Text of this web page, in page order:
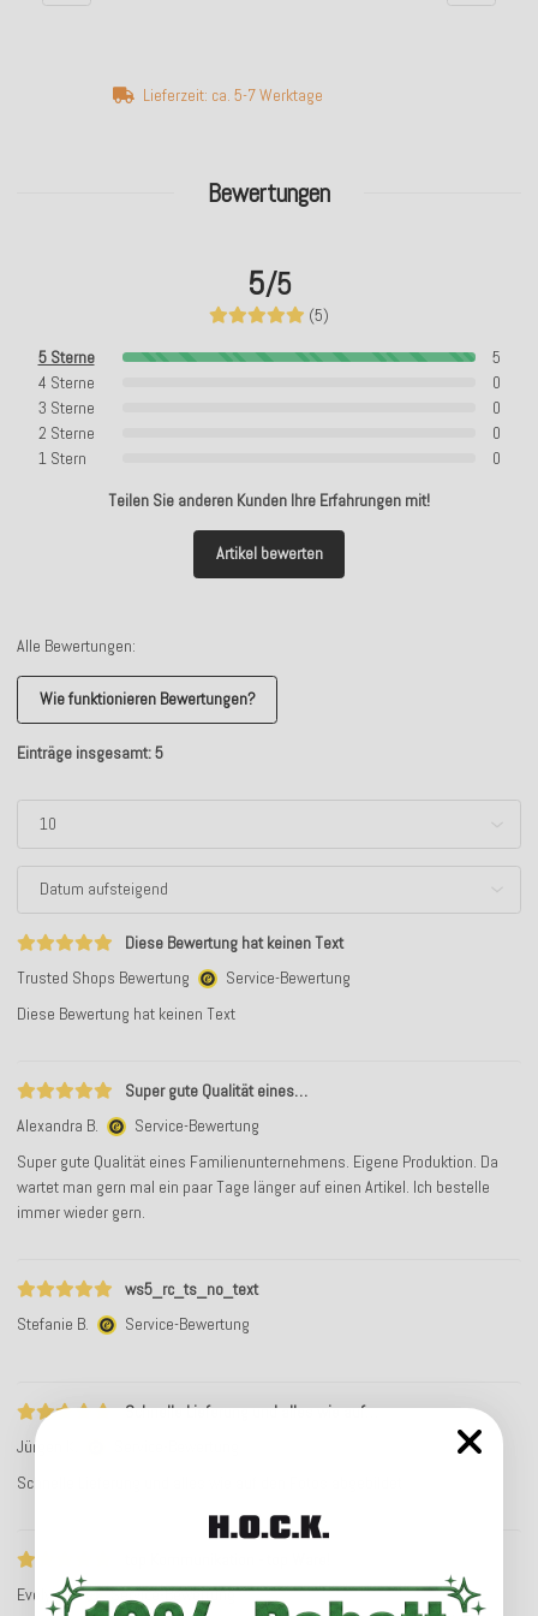
Bewertungen
5/5
(5)
5 Sterne
5
4 Sterne
0
3 Sterne
0
2 Sterne
0
1 Stern
0
Teilen Sie anderen Kunden Ihre Erfahrungen mit!
Artikel bewerten
Alle Bewertungen:
Wie funktionieren Bewertungen?
Einträge insgesamt: 5
Diese Bewertung hat keinen Text
Trusted Shops Bewertung
Service-Bewertung
Diese Bewertung hat keinen Text
Super gute Qualität eines…
Alexandra B.
Service-Bewertung
Super gute Qualität eines Familienunternehmens. Eigene Produktion. Da
wartet man gern mal ein paar Tage länger auf einen Artikel. Ich bestelle
immer wieder gern.
ws5_rc_ts_no_text
Stefanie B.
Service-Bewertung
Schnelle Lieferung und alles wie auf…
Jürgen K.
Schnelle Lieferung und alles wie auf den Fotos abgebildet
Evelyn L.
Service-Bewertung
Lieferzeit: ca. 5-7 Werktage